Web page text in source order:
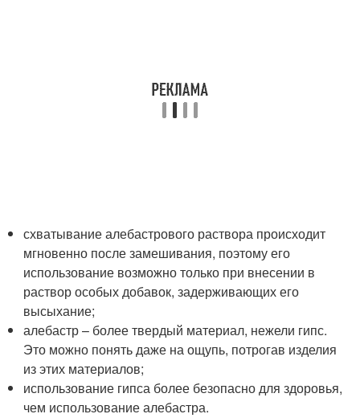
схватывание алебастрового раствора происходит
мгновенно после замешивания, поэтому его
использование возможно только при внесении в
раствор особых добавок, задерживающих его
высыхание;
алебастр – более твердый материал, нежели гипс.
Это можно понять даже на ощупь, потрогав изделия
из этих материалов;
использование гипса более безопасно для здоровья,
чем использование алебастра.